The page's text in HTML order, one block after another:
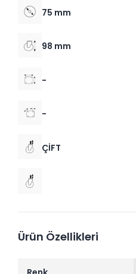
75 mm
98 mm
-
-
ÇİFT
Ürün Özellikleri